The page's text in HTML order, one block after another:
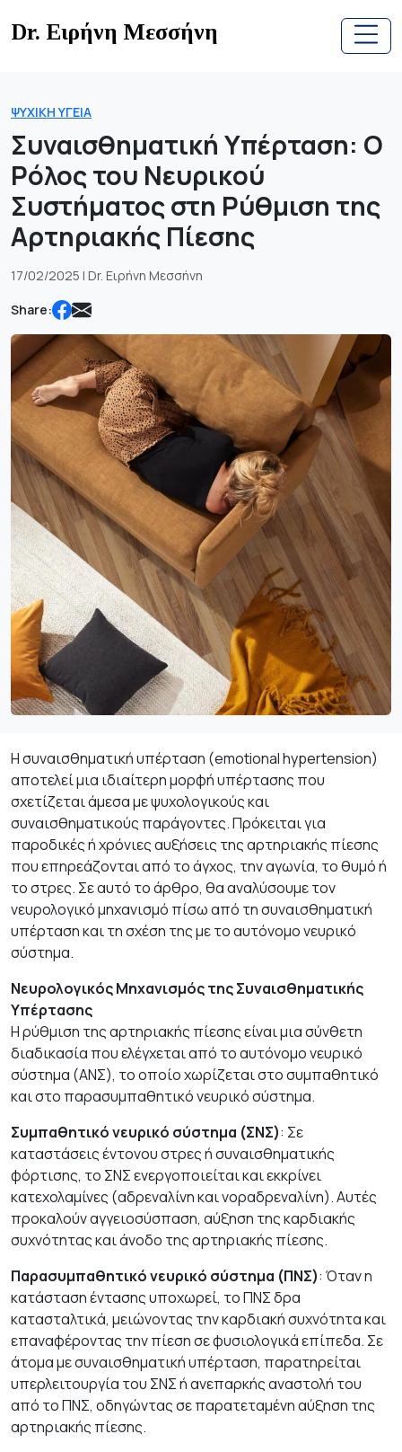
toDr. Ειρήνη Μεσσήνη
ΨΥΧΙΚΉ ΥΓΕΊΑ
Συναισθηματική Υπέρταση: Ο
Ρόλος του Νευρικού
Συστήματος στη Ρύθμιση της
Αρτηριακής Πίεσης
17/02/2025 | Dr. Ειρήνη Μεσσήνη
Share:
Η συναισθηματική υπέρταση (emotional hypertension)
αποτελεί μια ιδιαίτερη μορφή υπέρτασης που
σχετίζεται άμεσα με ψυχολογικούς και
συναισθηματικούς παράγοντες. Πρόκειται για
παροδικές ή χρόνιες αυξήσεις της αρτηριακής πίεσης
που επηρεάζονται από το άγχος, την αγωνία, το θυμό ή
το στρες. Σε αυτό το άρθρο, θα αναλύσουμε τον
νευρολογικό μηχανισμό πίσω από τη συναισθηματική
υπέρταση και τη σχέση της με το αυτόνομο νευρικό
σύστημα.
Νευρολογικός Μηχανισμός της Συναισθηματικής
Υπέρτασης
Η ρύθμιση της αρτηριακής πίεσης είναι μια σύνθετη
διαδικασία που ελέγχεται από το αυτόνομο νευρικό
σύστημα (ΑΝΣ), το οποίο χωρίζεται στο συμπαθητικό
και στο παρασυμπαθητικό νευρικό σύστημα.
Συμπαθητικό νευρικό σύστημα (ΣΝΣ): Σε
καταστάσεις έντονου στρες ή συναισθηματικής
φόρτισης, το ΣΝΣ ενεργοποιείται και εκκρίνει
κατεχολαμίνες (αδρεναλίνη και νοραδρεναλίνη). Αυτές
προκαλούν αγγειοσύσπαση, αύξηση της καρδιακής
συχνότητας και άνοδο της αρτηριακής πίεσης.
Παρασυμπαθητικό νευρικό σύστημα (ΠΝΣ): Όταν η
κατάσταση έντασης υποχωρεί, το ΠΝΣ δρα
κατασταλτικά, μειώνοντας την καρδιακή συχνότητα και
επαναφέροντας την πίεση σε φυσιολογικά επίπεδα. Σε
άτομα με συναισθηματική υπέρταση, παρατηρείται
υπερλειτουργία του ΣΝΣ ή ανεπαρκής αναστολή του
από το ΠΝΣ, οδηγώντας σε παρατεταμένη αύξηση της
αρτηριακής πίεσης.